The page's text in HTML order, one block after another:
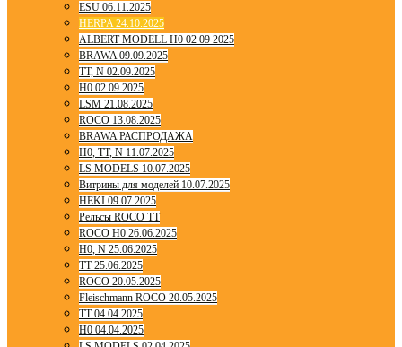
ESU 06.11.2025
HERPA 24.10.2025
ALBERT MODELL H0 02 09 2025
BRAWA 09.09.2025
TT, N 02.09.2025
H0 02.09.2025
LSM 21.08.2025
ROCO 13.08.2025
BRAWA РАСПРОДАЖА
H0, TT, N 11.07.2025
LS MODELS 10.07.2025
Витрины для моделей 10.07.2025
HEKI 09.07.2025
Рельсы ROCO TT
ROCO H0 26.06.2025
H0, N 25.06.2025
TT 25.06.2025
ROCO 20.05.2025
Fleischmann ROCO 20.05.2025
TT 04.04.2025
H0 04.04.2025